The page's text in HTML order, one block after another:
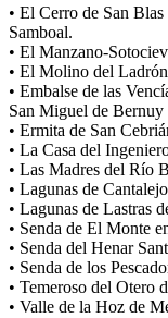
• El Cerro de San
Samboal.
• El Manzano-
• El Molino del
• Embalse de las
San Miguel de Bernuy
• Ermita de San
• La Casa del
• Las Madres del Río
• Lagunas de
• Lagunas de Lastras
• Senda de El Monte
• Senda del Henar
• Senda de los
• Temeroso del Otero
• Valle de la Hoz de